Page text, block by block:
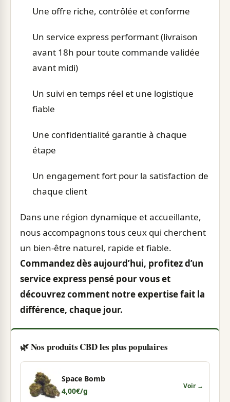
Une offre riche, contrôlée et conforme
Un service express performant (livraison
avant 18h pour toute commande validée
avant midi)
Un suivi en temps réel et une logistique
fiable
Une confidentialité garantie à chaque
étape
Un engagement fort pour la satisfaction de
chaque client
Dans une région dynamique et accueillante,
nous accompagnons tous ceux qui cherchent
un bien-être naturel, rapide et fiable.
Commandez dès aujourd’hui, profitez d’un
service express pensé pour vous et
découvrez comment notre expertise fait la
différence, chaque jour.
🌿 Nos produits CBD les plus populaires
Space Bomb
4,00€/g
Voir →